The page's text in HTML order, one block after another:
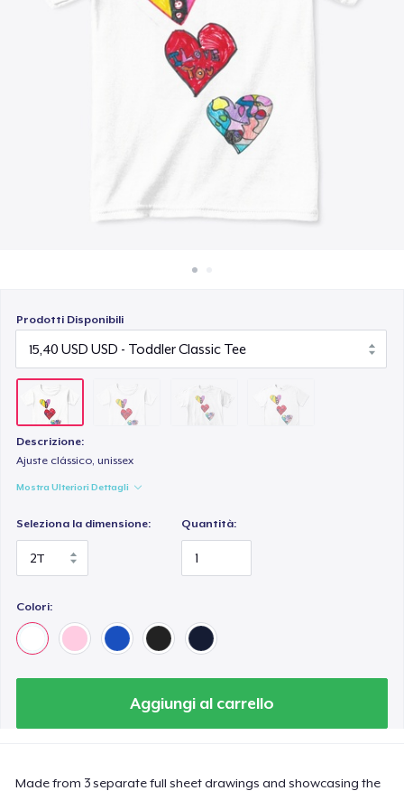
Vendi ovunque
Vendi qualsiasi cosa
Prodotti Disponibili
Descrizione:
Ajuste clássico, unissex
Mostra Ulteriori Dettagli
Seleziona la dimensione: Quantità:
Colori:
Aggiungi al carrello
Made from 3 separate full sheet drawings and showcasing the
Eco Unisex Tee